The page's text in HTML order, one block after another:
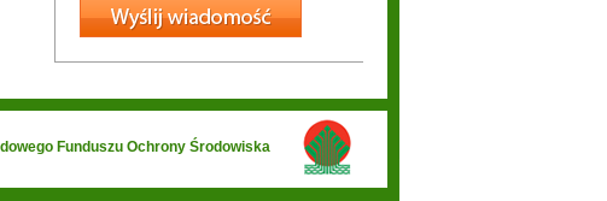
Wyślij
Funduszu Ochrony Środowiska